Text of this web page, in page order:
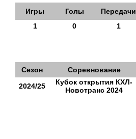
Игры Голы Передачи
1
0 1
Сезон Соревнование
2024/25
Кубок открытия КХЛ-
Новотранс 2024